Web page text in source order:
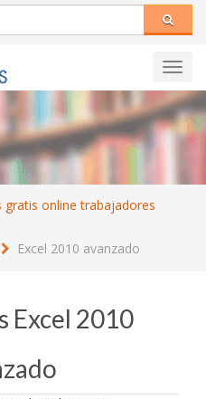
gratis online trabajadores
Excel 2010 avanzado
Excel 2010